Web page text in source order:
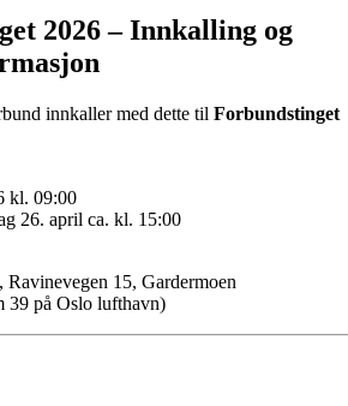
2026 – Innkalling og
innkaller med dette til Forbundstinget
kl. 09:00
26. april ca. kl. 15:00
15, Gardermoen
39 på Oslo lufthavn)